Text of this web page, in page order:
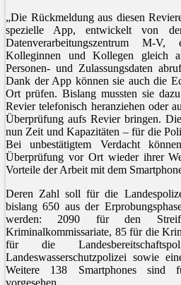
„Die Rückmeldung aus diesen
spezielle App, entwickelt von
Datenverarbeitungszentrum M-
Kolleginnen und Kollegen gleich
Personen- und Zulassungsdaten
Dank der App können sie auch die
Ort prüfen. Bislang mussten sie
Revier telefonisch heranziehen oder
Überprüfung aufs Revier bringen.
nun Zeit und Kapazitäten – für die
Bei unbestätigtem Verdacht
Überprüfung vor Ort wieder ihrer
Vorteile der Arbeit mit dem
Deren Zahl soll für die
bislang 650 aus der
werden: 2090 für den
Kriminalkommissariate, 85 für die
für die
Landeswasserschutzpolizei sowie
Weitere 138 Smartphones sind
vorgesehen.